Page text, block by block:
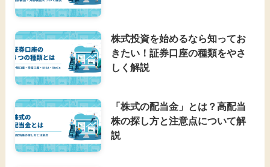
株式投資を始めるなら知ってお
きたい！証券口座の種類をやさ
しく解説
「株式の配当金」とは？高配当
株の探し方と注意点について解
説